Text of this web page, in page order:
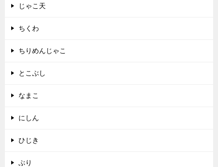
じゃこ天
ちくわ
ちりめんじゃこ
とこぶし
なまこ
にしん
ひじき
ぶり